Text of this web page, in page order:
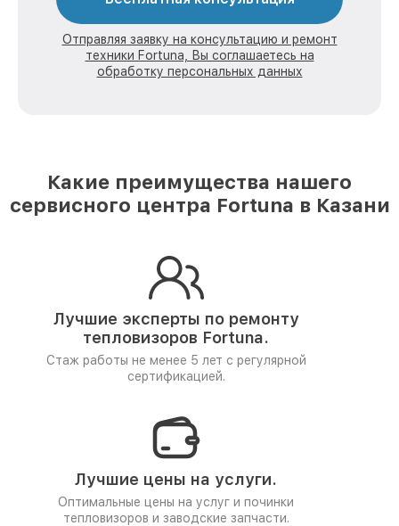
Отправляя заявку на консультацию и ремонт
техники Fortuna, Вы соглашаетесь на
обработку персональных данных
Какие преимущества нашего
сервисного центра Fortuna в Казани
Лучшие эксперты по ремонту
тепловизоров Fortuna.
Стаж работы не менее 5 лет с регулярной
сертификацией.
Лучшие цены на услуги.
Оптимальные цены на услуг и починки
тепловизоров и заводские запчасти.